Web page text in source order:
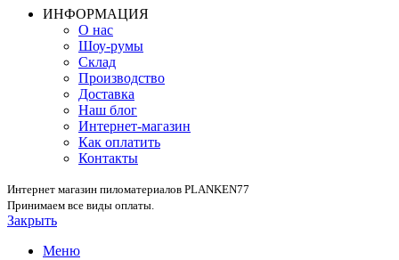
ИНФОРМАЦИЯ
О нас
Шоу-румы
Склад
Производство
Доставка
Наш блог
Интернет-магазин
Как оплатить
Контакты
Интернет магазин пиломатериалов PLANKEN77
Принимаем все виды оплаты.
Закрыть
Меню